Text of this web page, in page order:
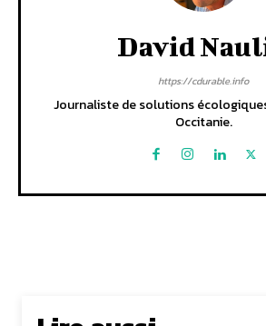
David
https://cdurable.info
Journaliste de solutions
Occitanie.